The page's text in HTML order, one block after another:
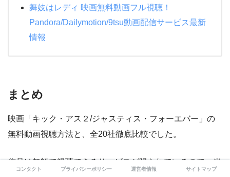
舞妓はレディ 映画無料動画フル視聴！
Pandora/Dailymotion/9tsu動画配信サービス最新
情報
まとめ
映画「キック・アス２/ジャスティス・フォーエバー」の
無料動画視聴方法と、全20社徹底比較でした。
作品は無料で視聴できるサービスが限られているので、当
コンタクト プライバシーポリシー 運営者情報 サイトマップ